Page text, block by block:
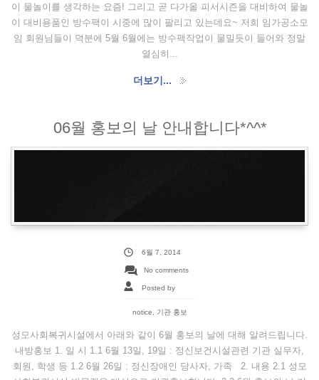
이 물놀이를 생각하는 요즘! 그리고 곧 다가올 피서시즌을 대비하여 물놀
이 대비용품인 방수팩이 시중에 많이 팔리고 있는데요~ 저희 임가공소모
임 회원님들이 덕분에 5월 6월에는 방수팩작업이 물밀듯이 들어와 정말
열심히...
더보기...
06월 홍보의 날 안내합니다*^^*
6월 7, 2014
No comments
Posted by
notice 기관 홍보
성모사회복귀시설에서 아래와 같이 6월 홍보의 날에 대해 알려드립니다.
내방홍보 1. 일 시 1.1 6월 13일, 19일 : 정신보건시설관련 기관 실무자,
회원, 학생 등 1.2 6월 26일 : 정신장애인 당사자, 가족 2. 내용 2.1 성모